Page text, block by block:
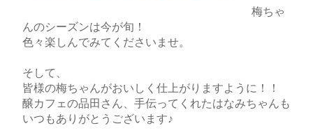
梅ちゃ
んのシーズンは今が旬！
色々楽しんでみてくださいませ。
そして、
皆様の梅ちゃんがおいしく仕上がりますように！！
醸カフェの品田さん、手伝ってくれたはなみちゃんも
いつもありがとうございます♪